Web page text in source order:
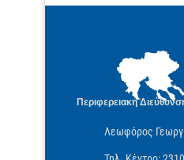
Περιφερειακή
Λεωφόρος